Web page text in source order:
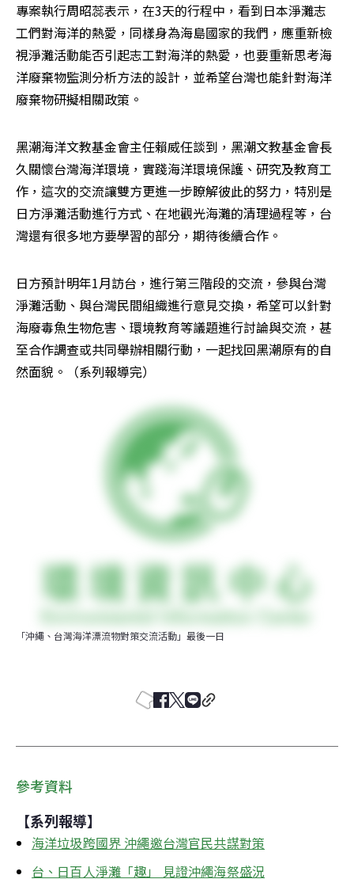
專案執行周昭蕊表示，在3天的行程中，看到日本淨灘志
工們對海洋的熱愛，同樣身為海島國家的我們，應重新檢
視淨灘活動能否引起志工對海洋的熱愛，也要重新思考海
洋廢棄物監測分析方法的設計，並希望台灣也能針對海洋
廢棄物研擬相關政策。
黑潮海洋文教基金會主任賴威任談到，黑潮文教基金會長
久關懷台灣海洋環境，實踐海洋環境保護、研究及教育工
作，這次的交流讓雙方更進一步瞭解彼此的努力，特別是
日方淨灘活動進行方式、在地觀光海灘的清理過程等，台
灣還有很多地方要學習的部分，期待後續合作。
日方預計明年1月訪台，進行第三階段的交流，參與台灣
淨灘活動、與台灣民間組織進行意見交換，希望可以針對
海廢毒魚生物危害、環境教育等議題進行討論與交流，甚
至合作調查或共同舉辦相關行動，一起找回黑潮原有的自
然面貌。（系列報導完）
「沖繩、台灣海洋漂流物對策交流活動」最後一日
參考資料
【系列報導】
海洋垃圾跨國界 沖繩邀台灣官民共謀對策
台、日百人淨灘「趣」 見證沖繩海祭盛況